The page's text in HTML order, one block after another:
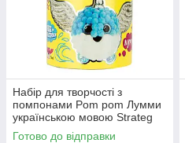
Набір для творчості з
помпонами Pom pom Лумми
українською мовою Strateg
32014 KNZ
Готово до відправки